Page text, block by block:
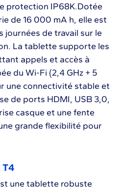
protection IP68K.Dotée
de 16 000 mA h, elle est
journées de travail sur le
La tablette supporte les
appels et accès à
du Wi-Fi (2,4 GHz + 5
une connectivité stable et
de ports HDMI, USB 3,0,
casque et une fente
grande flexibilité pour
T4
une tablette robuste